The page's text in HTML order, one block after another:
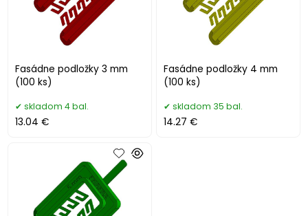
Fasádne podložky 3 mm
(100 ks)
skladom 4 bal.
13.04 €
Fasádne podložky 4 mm
(100 ks)
skladom 35 bal.
14.27 €